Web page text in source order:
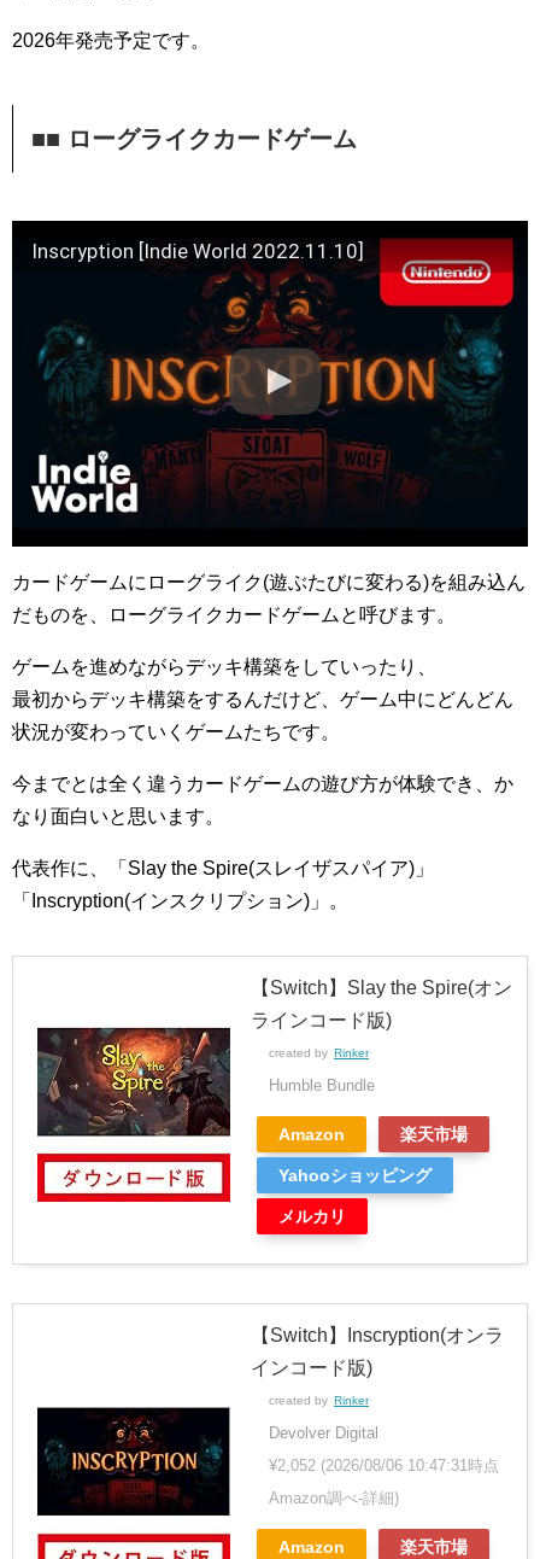
2026年発売予定です。
■■ ローグライクカードゲーム
Inscryption [Indie World 2022.11.10]
カードゲームにローグライク(遊ぶたびに変わる)を組み込ん
だものを、ローグライクカードゲームと呼びます。
ゲームを進めながらデッキ構築をしていったり、
最初からデッキ構築をするんだけど、ゲーム中にどんどん
状況が変わっていくゲームたちです。
今までとは全く違うカードゲームの遊び方が体験でき、か
なり面白いと思います。
代表作に、「Slay the Spire(スレイザスパイア)」
「Inscryption(インスクリプション)」。
【Switch】Slay the Spire(オン
ラインコード版)
created by Rinker
Humble Bundle
Amazon 楽天市場
Yahooショッピング
メルカリ
【Switch】Inscryption(オンラ
インコード版)
created by Rinker
Devolver Digital
¥2,052 (2026/08/06 10:47:31時点
Amazon調べ-詳細)
Amazon 楽天市場